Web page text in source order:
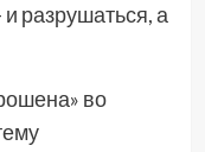
разрушаться, а
во